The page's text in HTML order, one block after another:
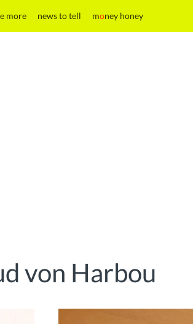
more news to tell money honey
von Harbou